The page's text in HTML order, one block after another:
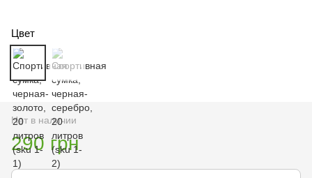
Цвет
Нет в наличии
290 грн